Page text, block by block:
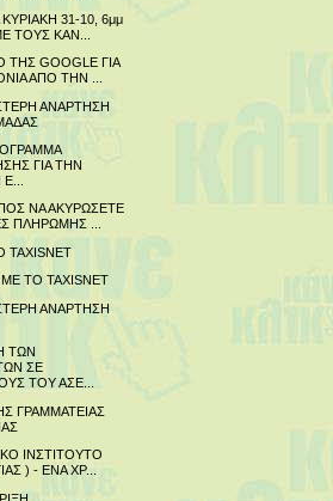
31-10, 6μμ
ΤΟΥΣ ΚΑΝ...
GOOGLE ΓΙΑ
ΑΠΟ ΤΗΝ ...
ΑΝΑΡΤΗΣΗ
ΓΙΑ ΤΗΝ
ΝΑ ΑΚΥΡΩΣΕΤΕ
ΠΛΗΡΩΜΗΣ ...
ΤΟ TAXISNET
ΑΝΑΡΤΗΣΗ
ΤΩΝ
ΣΕ
ΤΟΥ ΑΣΕ...
ΓΡΑΜΜΑΤΕΙΑΣ
ΙΝΣΤΙΤΟΥΤΟ
) - ΕΝΑ ΧΡ...